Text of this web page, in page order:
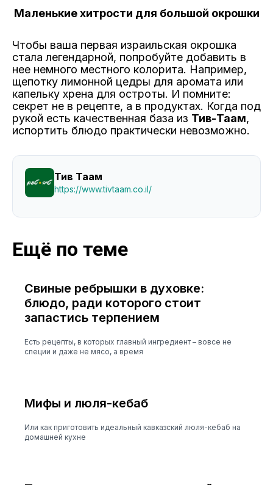
Маленькие хитрости для большой окрошки
Чтобы ваша первая израильская окрошка
стала легендарной, попробуйте добавить в
нее немного местного колорита. Например,
щепотку лимонной цедры для аромата или
капельку хрена для остроты. И помните:
секрет не в рецепте, а в продуктах. Когда под
рукой есть качественная база из Тив-Таам,
испортить блюдо практически невозможно.
Тив Таам
https://www.tivtaam.co.il/
Ещё по теме
Свиные ребрышки в духовке:
блюдо, ради которого стоит
запастись терпением
Есть рецепты, в которых главный ингредиент – вовсе не
специи и даже не мясо, а время
Мифы и люля-кебаб
Или как приготовить идеальный кавказский люля-кебаб на
домашней кухне